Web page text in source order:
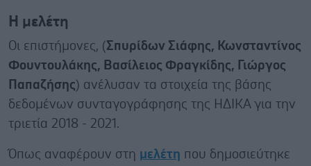
Η μελέτη
Οι επιστήμονες, (Σπυρίδων Σιάφης, Κωνσταντίνος
Φουντουλάκης, Βασίλειος Φραγκίδης, Γιώργος
Παπαζήσης) ανέλυσαν τα στοιχεία της βάσης
δεδομένων συνταγογράφησης της ΗΔΙΚΑ για την
τριετία 2018 - 2021.
Όπως αναφέρουν στη μελέτη που δημοσιεύτηκε